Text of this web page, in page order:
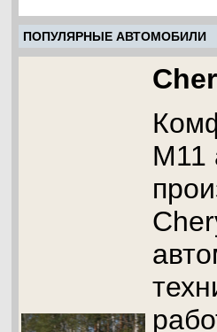
ПОПУЛЯРНЫЕ АВТОМОБИЛИ
M11